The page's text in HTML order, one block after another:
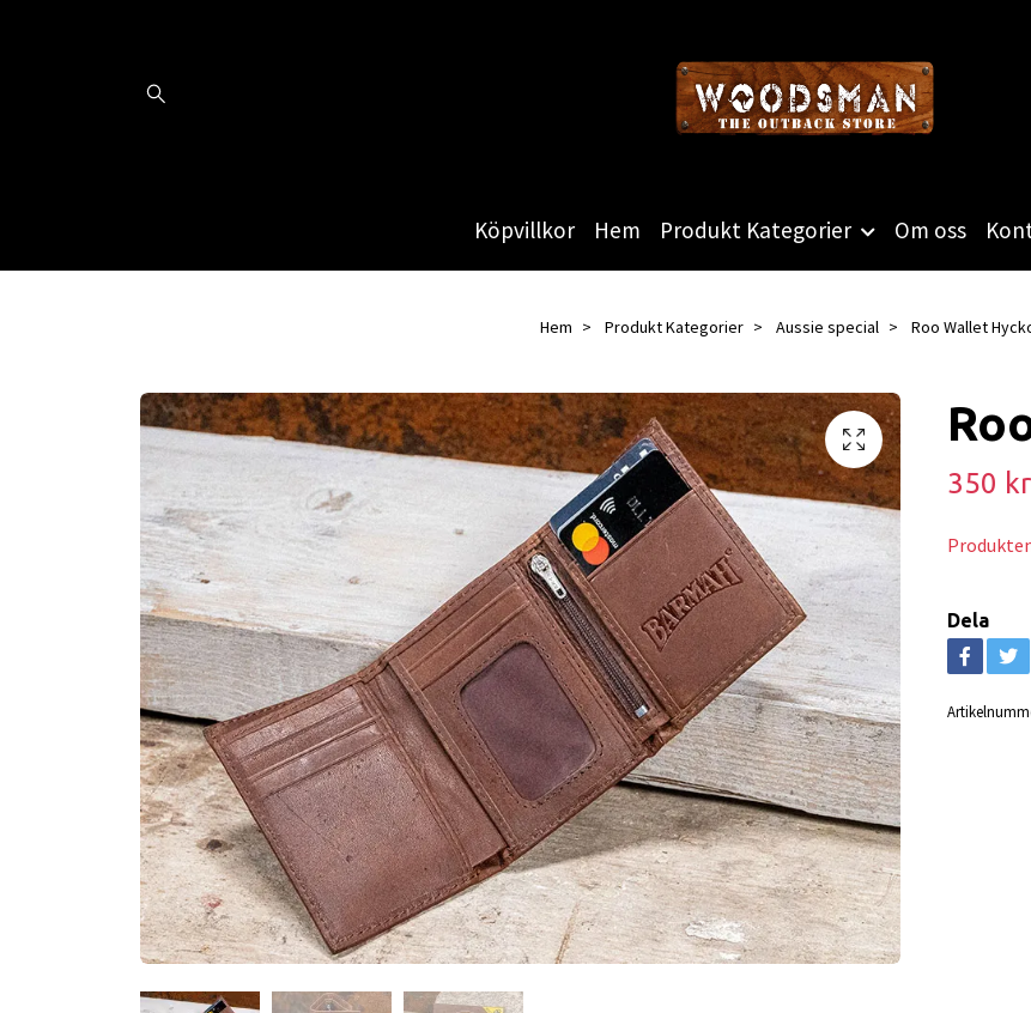
Köpvillkor Hem Produkt Kategorier Om oss
Hem Produkt Kategorier Aussie special Roo Wallet
350 kr
Dela